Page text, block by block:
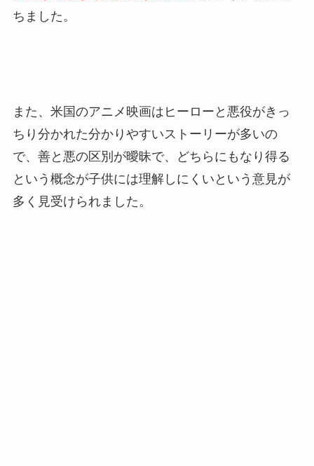
ちました。
また、米国のアニメ映画はヒーローと悪役がきっ
ちり分かれた分かりやすいストーリーが多いの
で、善と悪の区別が曖昧で、どちらにもなり得る
という概念が子供には理解しにくいという意見が
多く見受けられました。